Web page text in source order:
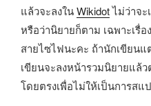
แล้วจะลงในWikidotไม่ว่าจะ
หรือว่านิยายก็ตาม เฉพาะเรื่
สายไซไฟนะคะ ถ้านักเขียนแ
เขียนจะลงหน้ารวมนิยายแล้
โดยตรงเพื่อไม่ให้เป็นการสแ